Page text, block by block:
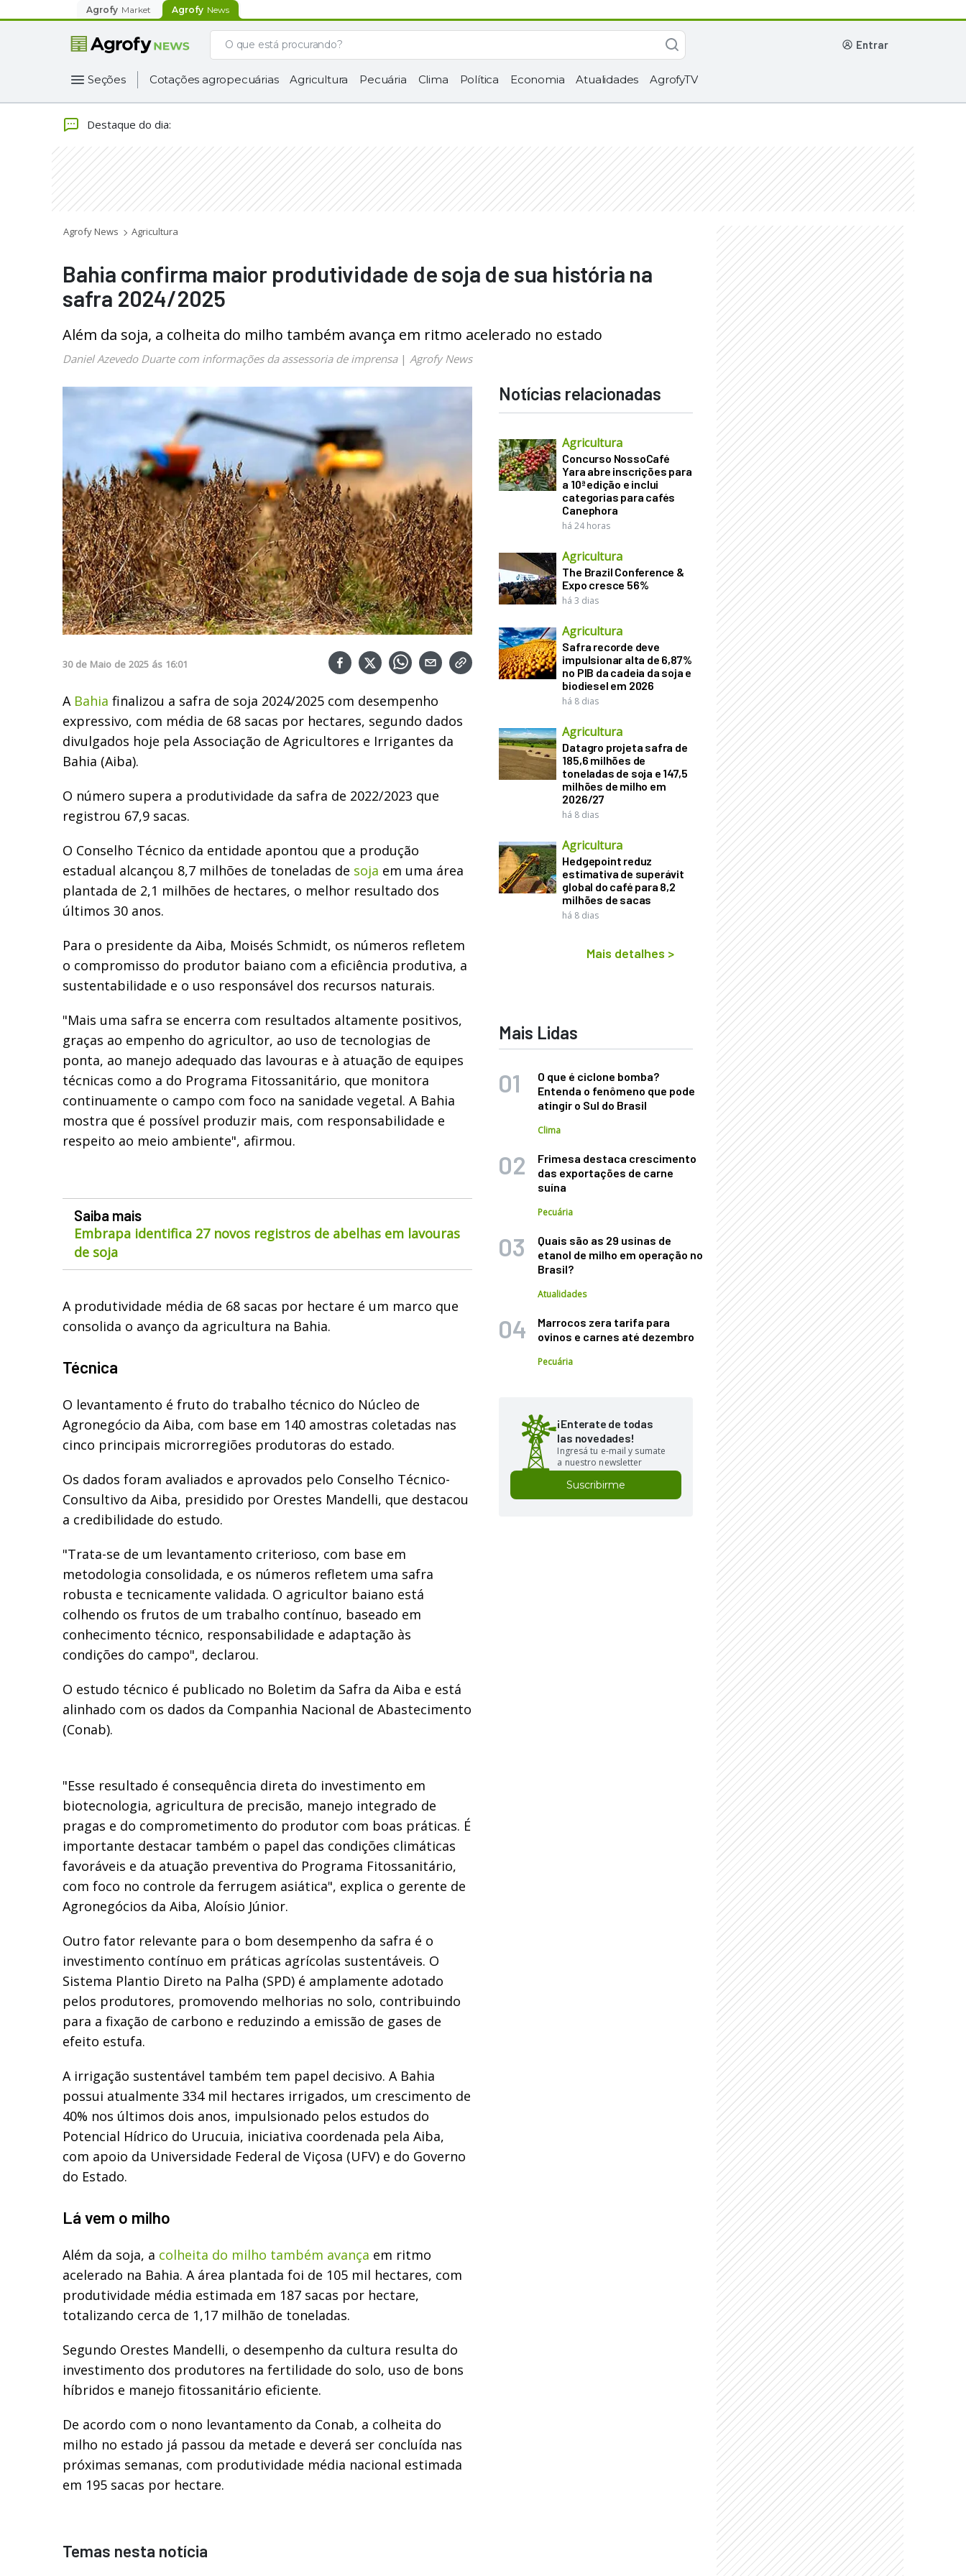
Agrofy Market Agrofy News
entrar
Seções Cotações agropecuárias Agricultura Pecuária Clima Política Economia Atualidades AgrofyTV
Destaque do dia:
Agrofy News Agricultura
Bahia confirma maior produtividade de soja de sua história na
safra 2024/2025
Além da soja, a colheita do milho também avança em ritmo acelerado no estado
Daniel Azevedo Duarte com informações da assessoria de imprensa| Agrofy News
30 de Maio de 2025 ás 16:01
A Bahia finalizou a safra de soja 2024/2025 com desempenho
expressivo, com média de 68 sacas por hectares, segundo dados
divulgados hoje pela Associação de Agricultores e Irrigantes da
Bahia (Aiba).
O número supera a produtividade da safra de 2022/2023 que
registrou 67,9 sacas.
O Conselho Técnico da entidade apontou que a produção
estadual alcançou 8,7 milhões de toneladas de soja em uma área
plantada de 2,1 milhões de hectares, o melhor resultado dos
últimos 30 anos.
Para o presidente da Aiba, Moisés Schmidt, os números refletem
o compromisso do produtor baiano com a eficiência produtiva, a
sustentabilidade e o uso responsável dos recursos naturais.
"Mais uma safra se encerra com resultados altamente positivos,
graças ao empenho do agricultor, ao uso de tecnologias de
ponta, ao manejo adequado das lavouras e à atuação de equipes
técnicas como a do Programa Fitossanitário, que monitora
continuamente o campo com foco na sanidade vegetal. A Bahia
mostra que é possível produzir mais, com responsabilidade e
respeito ao meio ambiente", afirmou.
Saiba mais
Embrapa identifica 27 novos registros de abelhas em lavouras
de soja
A produtividade média de 68 sacas por hectare é um marco que
consolida o avanço da agricultura na Bahia.
Técnica
O levantamento é fruto do trabalho técnico do Núcleo de
Agronegócio da Aiba, com base em 140 amostras coletadas nas
cinco principais microrregiões produtoras do estado.
Os dados foram avaliados e aprovados pelo Conselho Técnico-
Consultivo da Aiba, presidido por Orestes Mandelli, que destacou
a credibilidade do estudo.
"Trata-se de um levantamento criterioso, com base em
metodologia consolidada, e os números refletem uma safra
robusta e tecnicamente validada. O agricultor baiano está
colhendo os frutos de um trabalho contínuo, baseado em
conhecimento técnico, responsabilidade e adaptação às
condições do campo", declarou.
O estudo técnico é publicado no Boletim da Safra da Aiba e está
alinhado com os dados da Companhia Nacional de Abastecimento
(Conab).
"Esse resultado é consequência direta do investimento em
biotecnologia, agricultura de precisão, manejo integrado de
pragas e do comprometimento do produtor com boas práticas. É
importante destacar também o papel das condições climáticas
favoráveis e da atuação preventiva do Programa Fitossanitário,
com foco no controle da ferrugem asiática", explica o gerente de
Agronegócios da Aiba, Aloísio Júnior.
Outro fator relevante para o bom desempenho da safra é o
investimento contínuo em práticas agrícolas sustentáveis. O
Sistema Plantio Direto na Palha (SPD) é amplamente adotado
pelos produtores, promovendo melhorias no solo, contribuindo
para a fixação de carbono e reduzindo a emissão de gases de
efeito estufa.
A irrigação sustentável também tem papel decisivo. A Bahia
possui atualmente 334 mil hectares irrigados, um crescimento de
40% nos últimos dois anos, impulsionado pelos estudos do
Potencial Hídrico do Urucuia, iniciativa coordenada pela Aiba,
com apoio da Universidade Federal de Viçosa (UFV) e do Governo
do Estado.
Lá vem o milho
Além da soja, a colheita do milho também avança em ritmo
acelerado na Bahia. A área plantada foi de 105 mil hectares, com
produtividade média estimada em 187 sacas por hectare,
totalizando cerca de 1,17 milhão de toneladas.
Segundo Orestes Mandelli, o desempenho da cultura resulta do
investimento dos produtores na fertilidade do solo, uso de bons
híbridos e manejo fitossanitário eficiente.
De acordo com o nono levantamento da Conab, a colheita do
milho no estado já passou da metade e deverá ser concluída nas
próximas semanas, com produtividade média nacional estimada
em 195 sacas por hectare.
Notícias relacionadas
Agricultura
Concurso NossoCafé
Yara abre inscrições para
a 10ª edição e inclui
categorias para cafés
Canephora
há 24 horas
Agricultura
The Brazil Conference &
Expo cresce 56%
há 3 dias
Agricultura
Safra recorde deve
impulsionar alta de 6,87%
no PIB da cadeia da soja e
biodiesel em 2026
há 8 dias
Agricultura
Datagro projeta safra de
185,6 milhões de
toneladas de soja e 147,5
milhões de milho em
2026/27
há 8 dias
Agricultura
Hedgepoint reduz
estimativa de superávit
global do café para 8,2
milhões de sacas
há 8 dias
Mais detalhes >
Mais Lidas
O que é ciclone bomba?
Entenda o fenômeno que pode
atingir o Sul do Brasil
Clima
Frimesa destaca crescimento
das exportações de carne
suína
Pecuária
Quais são as 29 usinas de
etanol de milho em operação no
Brasil?
Atualidades
Marrocos zera tarifa para
ovinos e carnes até dezembro
Pecuária
¡Enterate de todas
las novedades!
Ingresá tu e-mail y sumate
a nuestro newsletter
Suscribirme
Temas nesta notícia